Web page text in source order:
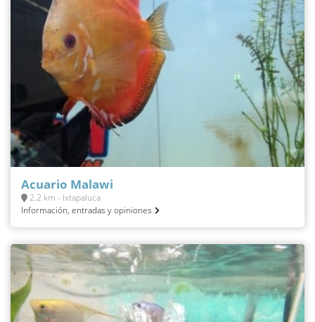
Acuario Malawi
2.2 km - Ixtapaluca
Información, entradas y opiniones